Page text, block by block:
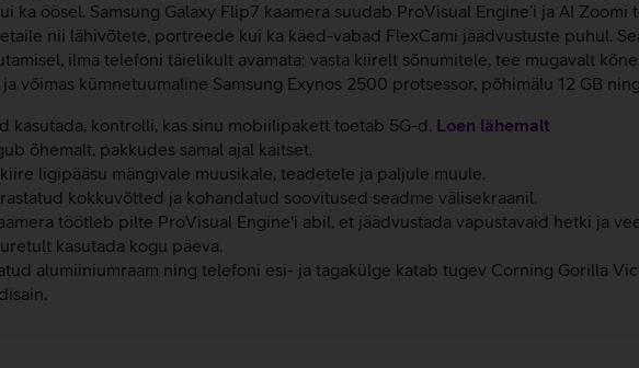
ka öösel. Samsung Galaxy Flip7 kaamera suudab ProVisual Engine’i ja AI
nii lähivõtete, portreede kui ka käed-vabad FlexCami jäädvustuste puhul.
ilma telefoni täielikult avamata: vasta kiirelt sõnumitele, tee mugavalt
võimas kümnetuumaline Samsung Exynos 2500 protsessor, põhimälu 12 GB
kasutada, kontrolli, kas sinu mobiilipakett toetab 5G-d. Loen lähemalt
õhemalt, pakkudes samal ajal kaitset.
ligipääsu mängivale muusikale, teadetele ja paljule muule.
kokkuvõtted ja kohandatud soovitused seadme välisekraanil.
töötleb pilte ProVisual Engine'i abil, et jäädvustada vapustavaid hetki ja
kasutada kogu päeva.
alumiiniumraam ning telefoni esi- ja tagakülge katab tugev Corning Gorilla